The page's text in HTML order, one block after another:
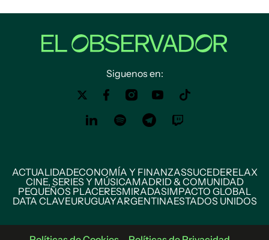
Siguenos en:
ACTUALIDADECONOMÍA Y FINANZASSUCEDERELAX
CINE, SERIES Y MÚSICAMADRID & COMUNIDAD
PEQUEÑOS PLACERESMIRADASIMPACTO GLOBAL
DATA CLAVEURUGUAYARGENTINAESTADOS UNIDOS